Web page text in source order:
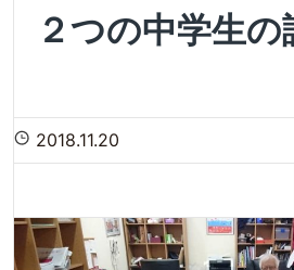
２つの中学生の
2018.11.20